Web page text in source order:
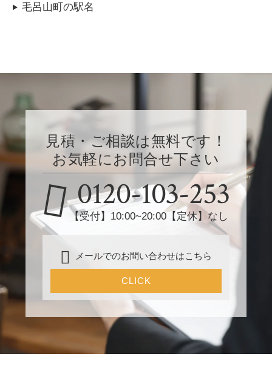
毛呂山町の駅名
見積・ご相談は無料です！
お気軽にお問合せ下さい
0120-103-253
【受付】10:00~20:00【定休】なし
メールでのお問い合わせはこちら
CLICK